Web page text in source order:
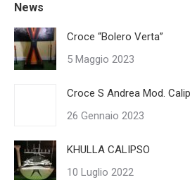
News
Croce “Bolero Verta”
5 Maggio 2023
Croce S Andrea Mod.
26 Gennaio 2023
KHULLA CALIPSO
10 Luglio 2022